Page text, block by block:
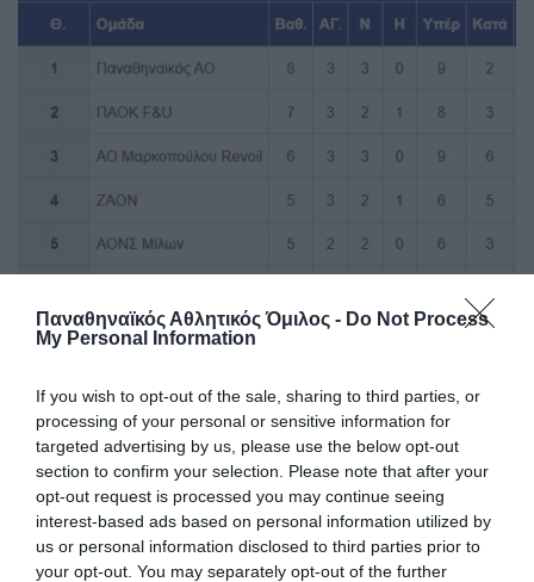
Παναθηναϊκός Αθλητικός Όμιλος - Do Not Process
My Personal Information
If you wish to opt-out of the sale, sharing to third parties, or
processing of your personal or sensitive information for
targeted advertising by us, please use the below opt-out
section to confirm your selection. Please note that after your
opt-out request is processed you may continue seeing
interest-based ads based on personal information utilized by
us or personal information disclosed to third parties prior to
your opt-out. You may separately opt-out of the further